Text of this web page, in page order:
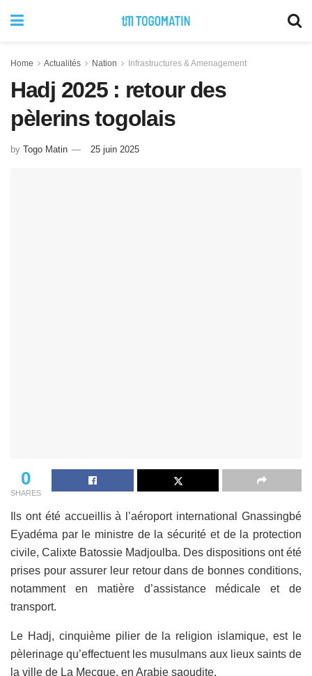
Home Actualités Nation Infrastructures & Amenagement
Hadj 2025 : retour des
pèlerins togolais
by Togo Matin 25 juin 2025
0
SHARES
Ils ont été accueillis à l’aéroport international Gnassingbé
Eyadéma par le ministre de la sécurité et de la protection
civile, Calixte Batossie Madjoulba. Des dispositions ont été
prises pour assurer leur retour dans de bonnes conditions,
notamment en matière d’assistance médicale et de
transport.
Le Hadj, cinquième pilier de la religion islamique, est le
pèlerinage qu’effectuent les musulmans aux lieux saints de
la ville de La Mecque, en Arabie saoudite.